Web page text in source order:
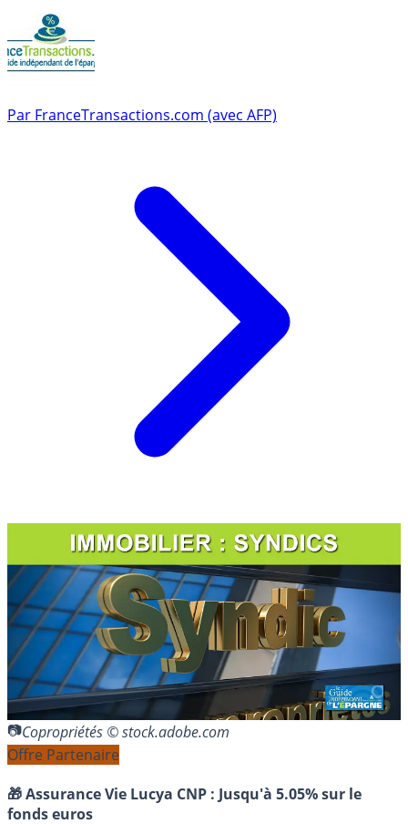
Par FranceTransactions.com (avec AFP)
Copropriétés © stock.adobe.com
Offre Partenaire
🎁 Assurance Vie Lucya CNP : Jusqu'à 5.05% sur le
fonds euros